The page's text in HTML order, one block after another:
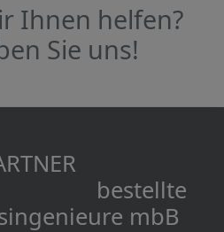
Ihnen helfen?
Sie uns!
bestellte
mbB